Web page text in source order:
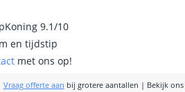
9.1/10
en tijdstip
met ons op!
Vraag offerte aan bij grotere aantallen | Bekijk ons